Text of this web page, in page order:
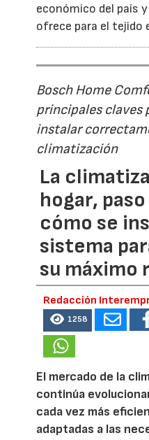
económico del país
ofrece para el tejido
Bosch Home
principales claves
instalar
climatización
La
hogar,
cómo se
sistema
su máximo
Redacción
1258
El mercado de la
continúa
cada vez más
adaptadas a las